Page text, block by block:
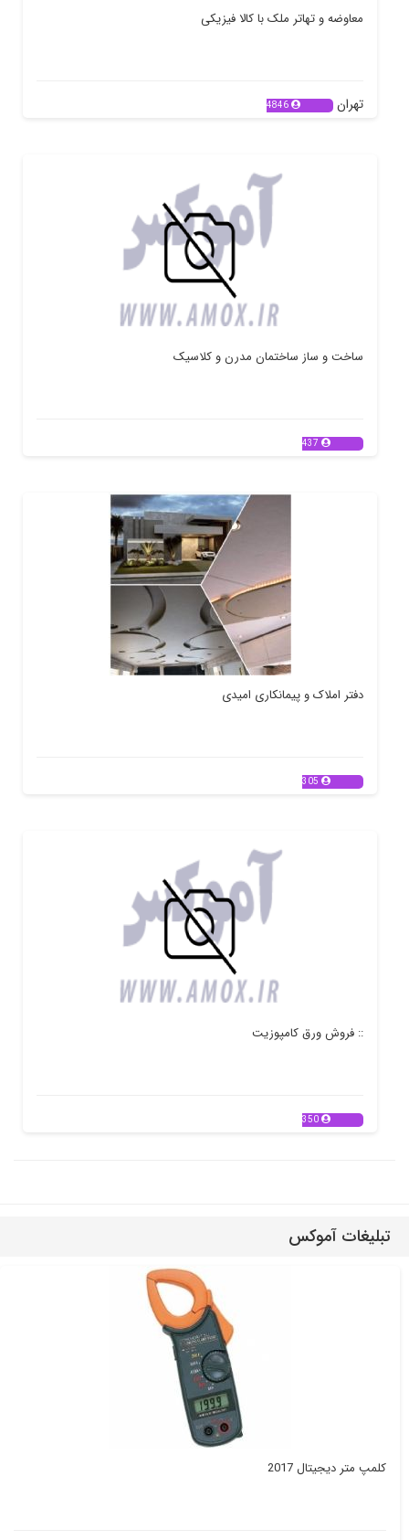
معاوضه و تهاتر ملک با کالا فیزیکی
تهران 4846
ساخت و ساز ساختمان مدرن و کلاسیک
437
دفتر املاک و پیمانکاری امیدی
305
:: فروش ورق کامپوزیت
350
تبلیغات آموکس
کلمپ متر دیجیتال 2017